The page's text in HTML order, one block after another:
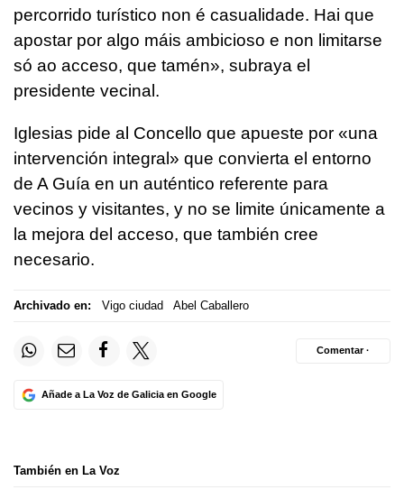
percorrido turístico non é casualidade. Hai que
apostar por algo máis ambicioso e non limitarse
só ao acceso, que tamén», subraya el
presidente vecinal.
Iglesias pide al Concello que apueste por «una
intervención integral» que convierta el entorno
de A Guía en un auténtico referente para
vecinos y visitantes, y no se limite únicamente a
la mejora del acceso, que también cree
necesario.
Archivado en: Vigo ciudad Abel Caballero
Añade a La Voz de Galicia en Google
Comentar ·
También en La Voz